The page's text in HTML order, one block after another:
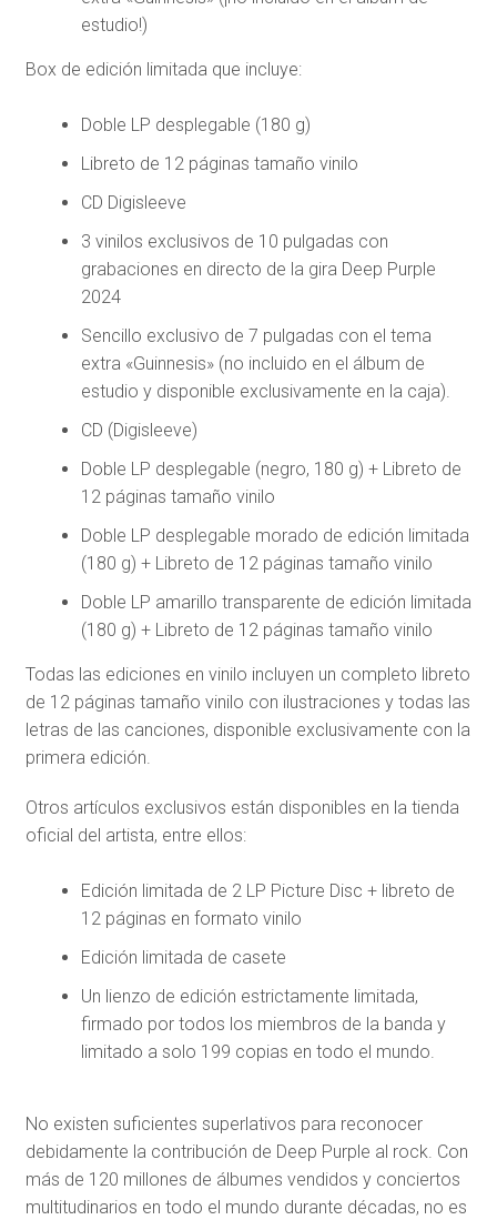
estudio!)
Box de edición limitada que incluye:
Doble LP desplegable (180 g)
Libreto de 12 páginas tamaño vinilo
CD Digisleeve
3 vinilos exclusivos de 10 pulgadas con
grabaciones en directo de la gira Deep Purple
2024
Sencillo exclusivo de 7 pulgadas con el tema
extra «Guinnesis» (no incluido en el álbum de
estudio y disponible exclusivamente en la caja).
CD (Digisleeve)
Doble LP desplegable (negro, 180 g) + Libreto de
12 páginas tamaño vinilo
Doble LP desplegable morado de edición limitada
(180 g) + Libreto de 12 páginas tamaño vinilo
Doble LP amarillo transparente de edición limitada
(180 g) + Libreto de 12 páginas tamaño vinilo
Todas las ediciones en vinilo incluyen un completo libreto
de 12 páginas tamaño vinilo con ilustraciones y todas las
letras de las canciones, disponible exclusivamente con la
primera edición.
Otros artículos exclusivos están disponibles en la tienda
oficial del artista, entre ellos:
Edición limitada de 2 LP Picture Disc + libreto de
12 páginas en formato vinilo
Edición limitada de casete
Un lienzo de edición estrictamente limitada,
firmado por todos los miembros de la banda y
limitado a solo 199 copias en todo el mundo.
No existen suficientes superlativos para reconocer
debidamente la contribución de Deep Purple al rock. Con
más de 120 millones de álbumes vendidos y conciertos
multitudinarios en todo el mundo durante décadas, no es